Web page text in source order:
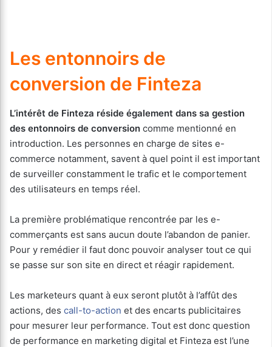
Les entonnoirs de
conversion de Finteza
L’intérêt de Finteza réside également dans sa gestion
des entonnoirs de conversion comme mentionné en
introduction. Les personnes en charge de sites e-
commerce notamment, savent à quel point il est important
de surveiller constamment le trafic et le comportement
des utilisateurs en temps réel.
La première problématique rencontrée par les e-
commerçants est sans aucun doute l’abandon de panier.
Pour y remédier il faut donc pouvoir analyser tout ce qui
se passe sur son site en direct et réagir rapidement.
Les marketeurs quant à eux seront plutôt à l’affût des
actions, des call-to-action et des encarts publicitaires
pour mesurer leur performance. Tout est donc question
de performance en marketing digital et Finteza est l’une